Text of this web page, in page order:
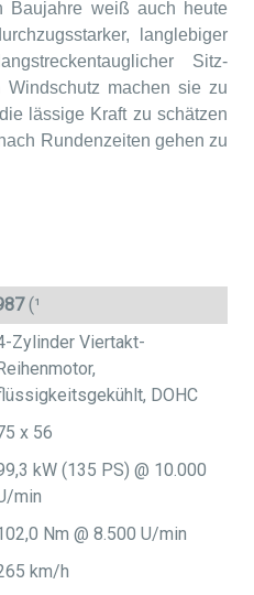
Baujahre weiß auch heute
langlebiger
Sitz-
machen sie zu
lässige Kraft zu schätzen
Rundenzeiten gehen zu
(¹
Zylinder Viertakt-
DOHC
x 56
kW (135 PS) @ 10.000
min
Nm @ 8.500 U/min
km/h